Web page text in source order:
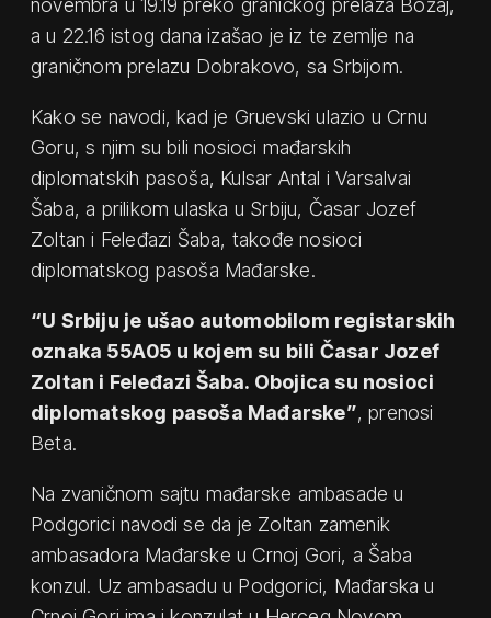
novembra u 19.19 preko graničkog prelaza Božaj,
a u 22.16 istog dana izašao je iz te zemlje na
graničnom prelazu Dobrakovo, sa Srbijom.
Kako se navodi, kad je Gruevski ulazio u Crnu
Goru, s njim su bili nosioci mađarskih
diplomatskih pasoša, Kulsar Antal i Varsalvai
Šaba, a prilikom ulaska u Srbiju, Časar Jozef
Zoltan i Feleđazi Šaba, takođe nosioci
diplomatskog pasoša Mađarske.
“U Srbiju je ušao automobilom registarskih
oznaka 55A05 u kojem su bili Časar Jozef
Zoltan i Feleđazi Šaba. Obojica su nosioci
diplomatskog pasoša Mađarske”, prenosi
Beta.
Na zvaničnom sajtu mađarske ambasade u
Podgorici navodi se da je Zoltan zamenik
ambasadora Mađarske u Crnoj Gori, a Šaba
konzul. Uz ambasadu u Podgorici, Mađarska u